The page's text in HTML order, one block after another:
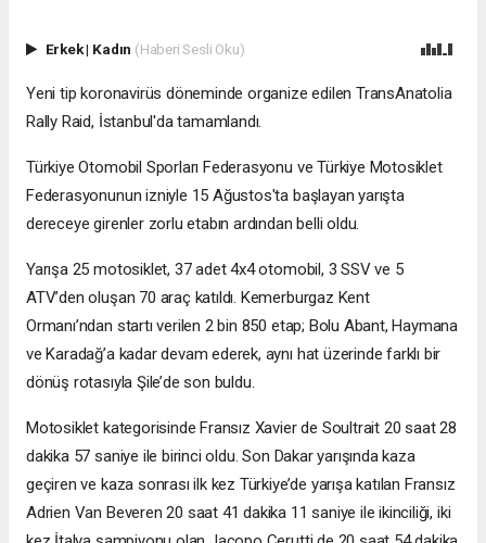
Erkek| Kadın (Haberi Sesli Oku)
Yeni tip koronavirüs döneminde organize edilen TransAnatolia
Rally Raid, İstanbul'da tamamlandı.
Türkiye Otomobil Sporları Federasyonu ve Türkiye Motosiklet
Federasyonunun izniyle 15 Ağustos'ta başlayan yarışta
dereceye girenler zorlu etabın ardından belli oldu.
Yarışa 25 motosiklet, 37 adet 4x4 otomobil, 3 SSV ve 5
ATV’den oluşan 70 araç katıldı. Kemerburgaz Kent
Ormanı’ndan startı verilen 2 bin 850 etap; Bolu Abant, Haymana
ve Karadağ’a kadar devam ederek, aynı hat üzerinde farklı bir
dönüş rotasıyla Şile’de son buldu.
Motosiklet kategorisinde Fransız Xavier de Soultrait 20 saat 28
dakika 57 saniye ile birinci oldu. Son Dakar yarışında kaza
geçiren ve kaza sonrası ilk kez Türkiye’de yarışa katılan Fransız
Adrien Van Beveren 20 saat 41 dakika 11 saniye ile ikinciliği, iki